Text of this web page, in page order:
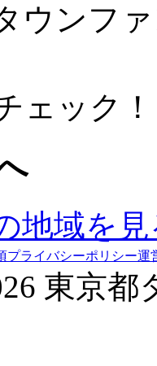
ウンフ
ェック！
地域を
プライバシーポリシー運
東京